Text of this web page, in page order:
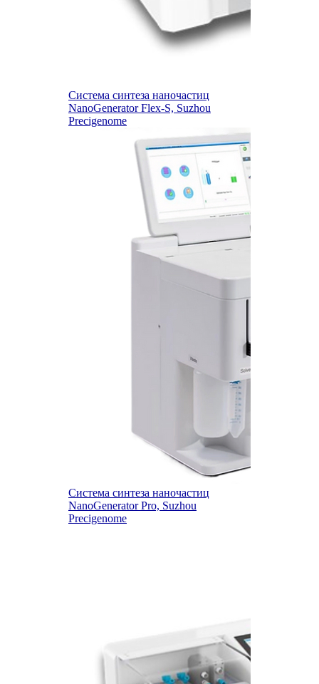
Система синтеза наночастиц
NanoGenerator Flex-S, Suzhou
Precigenome
Система синтеза наночастиц
NanoGenerator Pro, Suzhou
Precigenome